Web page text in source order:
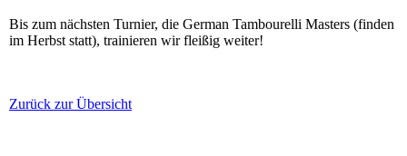
Bis zum nächsten Turnier, die German Tambourelli Masters (finden
im Herbst statt), trainieren wir fleißig weiter!
Zurück zur Übersicht